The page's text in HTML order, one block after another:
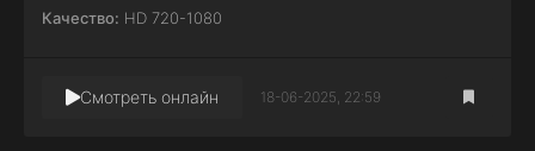
Качество: HD 720-1080
Смотреть онлайн 18-06-2025, 22:59